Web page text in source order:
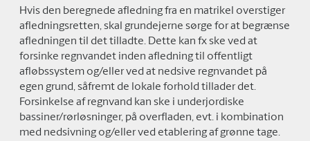
Hvis den beregnede afledning fra en matrikel overstiger
afledningsretten, skal grundejerne sørge for at begrænse
afledningen til det tilladte. Dette kan fx ske ved at
forsinke regnvandet inden afledning til offentligt
afløbssystem og/eller ved at nedsive regnvandet på
egen grund, såfremt de lokale forhold tillader det.
Forsinkelse af regnvand kan ske i underjordiske
bassiner/rørløsninger, på overfladen, evt. i kombination
med nedsivning og/eller ved etablering af grønne tage.